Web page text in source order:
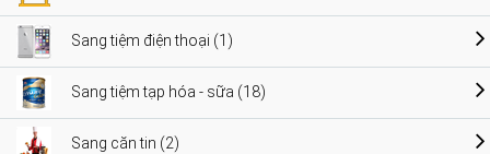
Sang tiệm điện thoại (1)
Sang tiệm tạp hóa - sữa (18)
Sang căn tin (2)